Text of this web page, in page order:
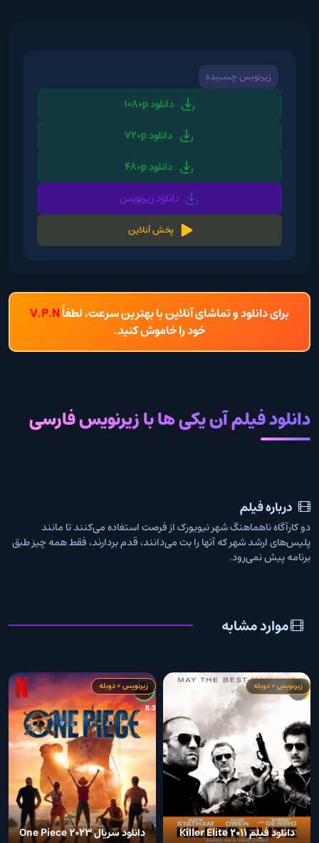
زیرنویس چسبیده
دانلود 1080p
دانلود 720p
دانلود 480p
دانلود زیرنویس
پخش آنلاین
برای دانلود و تماشای آنلاین با بهترین سرعت، لطفاًV.P.N
خود را خاموش کنید.
دانلود فیلم آن یکی ها با زیرنویس فارسی
درباره فیلم
دو کارآگاه ناهماهنگ شهر نیویورک از فرصت استفاده می‌کنند تا مانند
پلیس‌های ارشد شهر که آنها را بت می‌دانند، قدم بردارند، فقط همه چیز طبق
برنامه پیش نمی‌رود.
موارد مشابه
زیرنویس + دوبله
دانلود فیلم Killer Elite 2011
8.3
زیرنویس + دوبله
دانلود سریال One Piece 2023